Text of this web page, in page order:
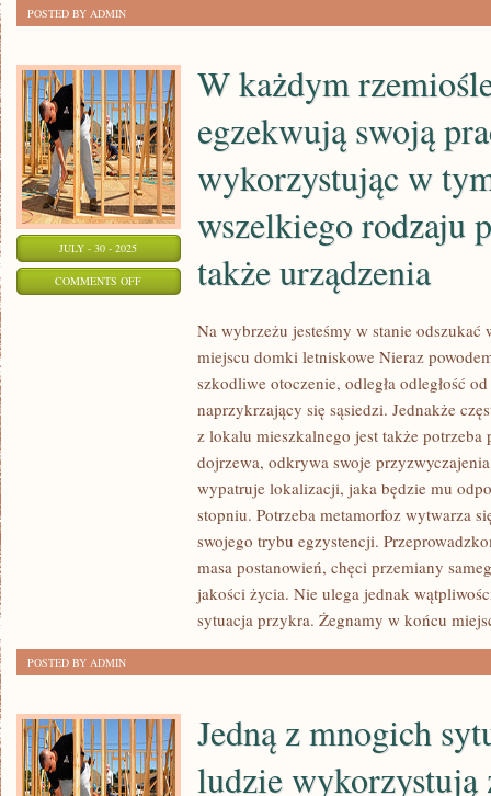
JAKIM
SIĘ
ZNAJDUJĄ
POSTED BY ADMIN
JULY - 30 - 2025
COMMENTS OFFON
RZEMIOŚLE
EGZEKWUJĄ
WYKORZYSTUJĄC
WSZELKIEGO
TAKŻE
URZĄDZENIA
W każdym
egzekwują swoją
wykorzystując w
wszelkiego rodzaju
także urządzenia
Na wybrzeżu jesteśmy w stanie
miejscu domki letniskowe Nieraz
szkodliwe otoczenie, odległa odległość
naprzykrzający się sąsiedzi. Jednakże
z lokalu mieszkalnego jest także potrzeba
dojrzewa, odkrywa swoje
wypatruje lokalizacji, jaka będzie mu
stopniu. Potrzeba metamorfoz wytwarza
swojego trybu egzystencji.
masa postanowień, chęci przemiany
jakości życia. Nie ulega jednak
sytuacja przykra. Żegnamy w końcu
POSTED BY ADMIN
Jedną z mnogich
ludzie wykorzystują